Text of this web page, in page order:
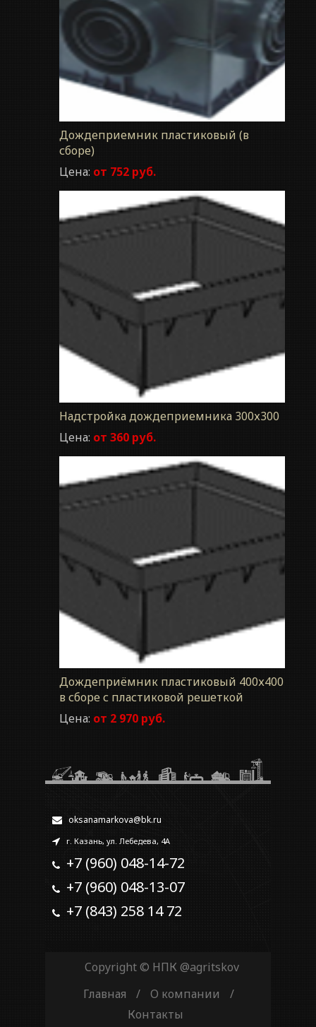
Дождеприемник пластиковый (в
сборе)
Цена: от 752 руб.
Надстройка дождеприемника 300х300
Цена: от 360 руб.
Дождеприёмник пластиковый 400х400
в сборе с пластиковой решеткой
Цена: от 2 970 руб.
oksanamarkova@bk.ru
г. Казань, ул. Лебедева, 4А
+7 (960) 048-14-72
+7 (960) 048-13-07
+7 (843) 258 14 72
Copyright © НПК@agritskov
Главная
/ О компании
/
Контакты